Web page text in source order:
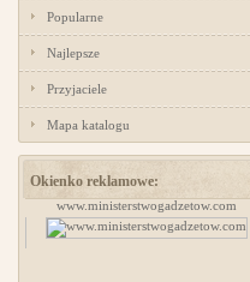
Popularne
Najlepsze
Przyjaciele
Mapa katalogu
Okienko reklamowe:
www.ministerstwogadzetow.com